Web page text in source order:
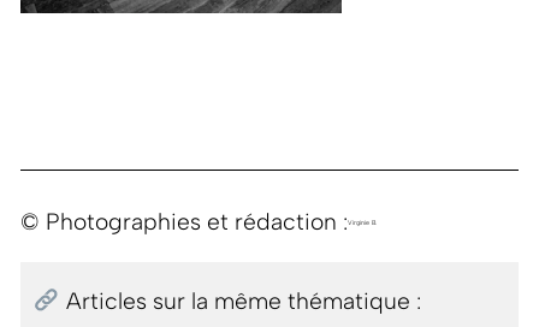
© Photographies et rédaction :Virginie B.
Articles sur la même thématique :